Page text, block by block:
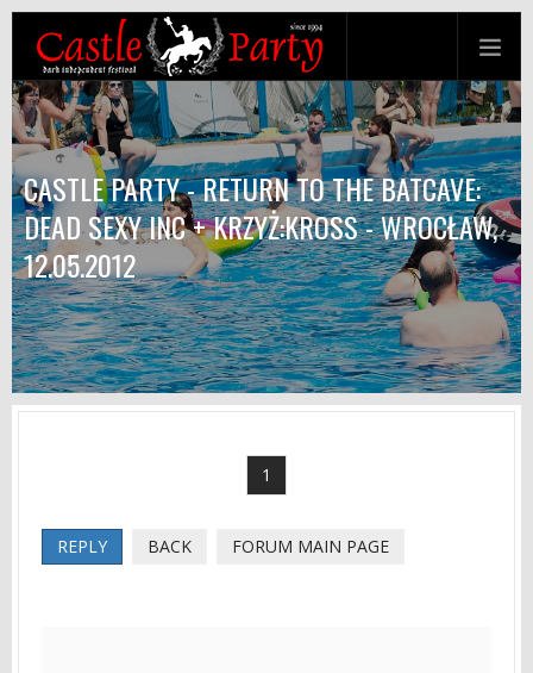
CASTLE PARTY - RETURN TO THE BATCAVE:
DEAD SEXY INC + KRZYŻ:KROSS - WROCŁAW,
12.05.2012
1
REPLY BACK FORUM MAIN PAGE